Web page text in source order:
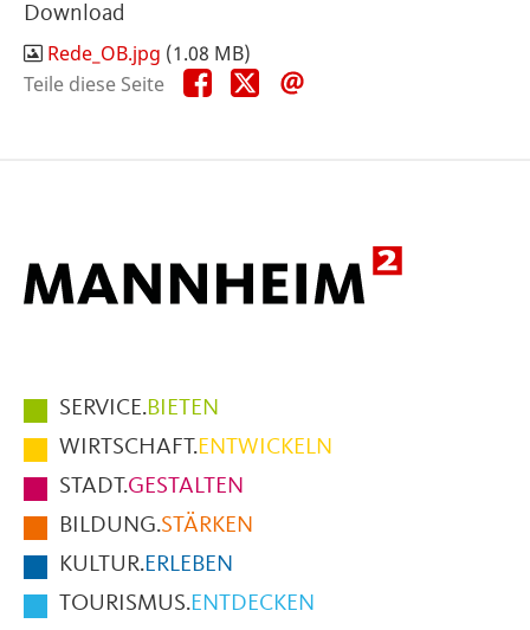
Download
Rede_OB.jpg (1.08 MB)
Teile diese Seite
Teile
diese
Teile
diese
Hauptmenüpunkte
im
Fußbereich
der
Seite
SERVICE.BIETEN
WIRTSCHAFT.ENTWICKELN
STADT.GESTALTEN
BILDUNG.STÄRKEN
KULTUR.ERLEBEN
TOURISMUS.ENTDECKEN